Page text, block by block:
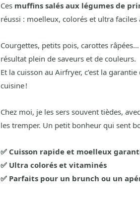
Ces muffins salés aux légumes de
réussi : moelleux, colorés et ultra
Courgettes, petits pois, carottes
résultat plein de saveurs et de couleurs.
Et la cuisson au Airfryer, c’est la
cuisine !
Chez moi, je les sers souvent tièdes,
les tremper. Un petit bonheur qui sent
✅ Cuisson rapide et moelleux
✅ Ultra colorés et vitaminés
✅ Parfaits pour un brunch ou un